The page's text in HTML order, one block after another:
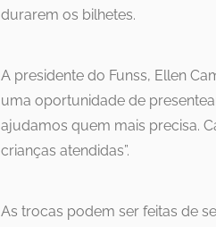
durarem os bilhetes.
A presidente do Funss, Ellen
uma oportunidade de
ajudamos quem mais precisa.
crianças atendidas”.
As trocas podem ser feitas de